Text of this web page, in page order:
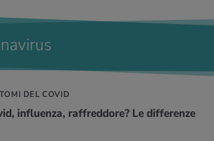
DEL COVID
in­fluen­za, raf­fred­do­re? Le dif­fe­ren­ze